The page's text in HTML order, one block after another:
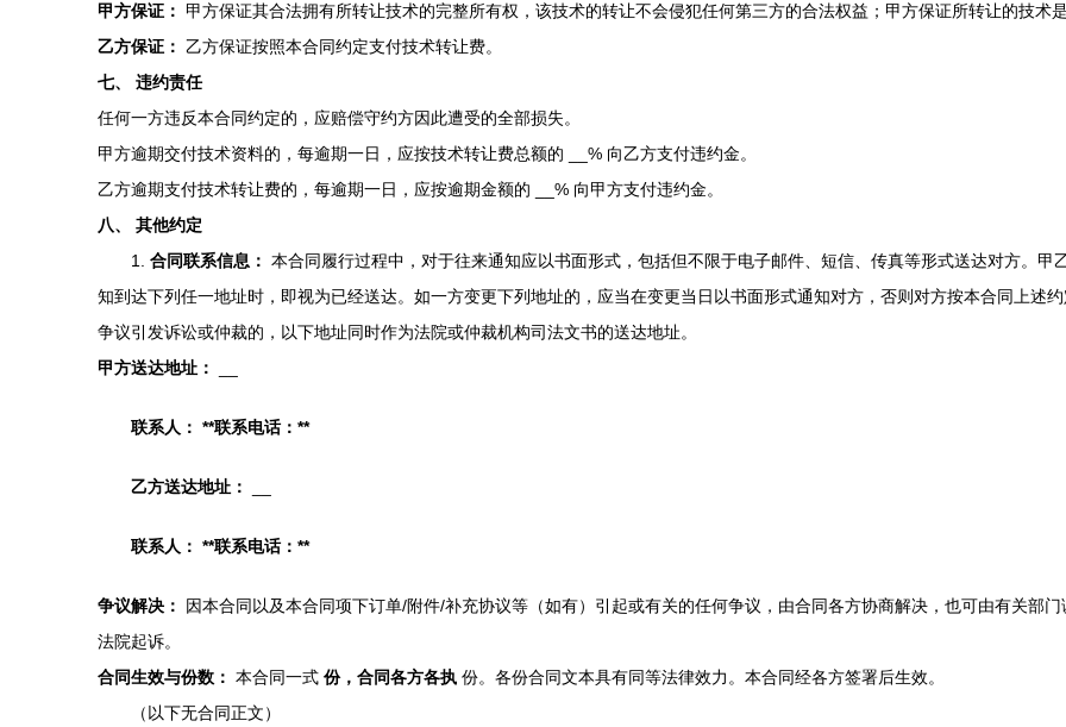
甲方保证：
甲方保证其合法拥有所转让技术的完整所有权，该技术的转让不会侵犯任何第三方的合法权益；甲方保证所转让的技术
乙方保证： 乙方保证按照本合同约定支付技术转让费。
七、 违约责任
任何一方违反本合同约定的，应赔偿守约方因此遭受的全部损失。
甲方逾期交付技术资料的，每逾期一日，应按技术转让费总额的
__% 向乙方支付违约金。
乙方逾期支付技术转让费的，每逾期一日，应按逾期金额的
__% 向甲方支付违约金。
八、 其他约定
1. 合同联系信息： 本合同履行过程中，对于往来通知应以书面形式，包括但不限于电子邮件、短信、传真等形式送达对方。甲
知到达下列任一地址时，即视为已经送达。如一方变更下列地址的，应当在变更当日以书面形式通知对方，否则对方按本合同上述
争议引发诉讼或仲裁的，以下地址同时作为法院或仲裁机构司法文书的送达地址。
甲方送达地址：
联系人： **联系电话：**
乙方送达地址：
联系人： **联系电话：**
争议解决： 因本合同以及本合同项下订单/附件/补充协议等（如有）引起或有关的任何争议，由合同各方协商解决，也可由有关部
法院起诉。
合同生效与份数： 本合同一式 份，合同各方各执 份。各份合同文本具有同等法律效力。本合同经各方签署后生效。
（以下无合同正文）